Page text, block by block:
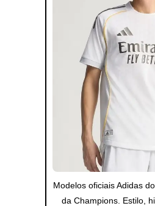
Modelos oficiais Adidas
da Champions. Estilo,